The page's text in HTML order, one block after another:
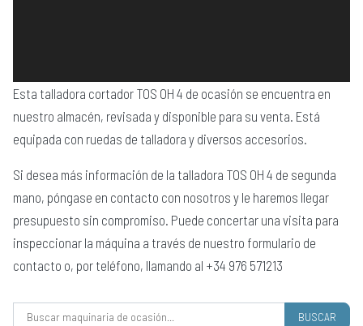
Esta talladora cortador TOS OH 4 de ocasión se encuentra en
nuestro almacén, revisada y disponible para su venta. Está
equipada con ruedas de talladora y diversos accesorios.
Si desea más información de la talladora TOS OH 4 de segunda
mano, póngase en contacto con nosotros y le haremos llegar
presupuesto sin compromiso. Puede concertar una visita para
inspeccionar la máquina a través de nuestro formulario de
contacto o, por teléfono, llamando al +34 976 571213
Buscar: